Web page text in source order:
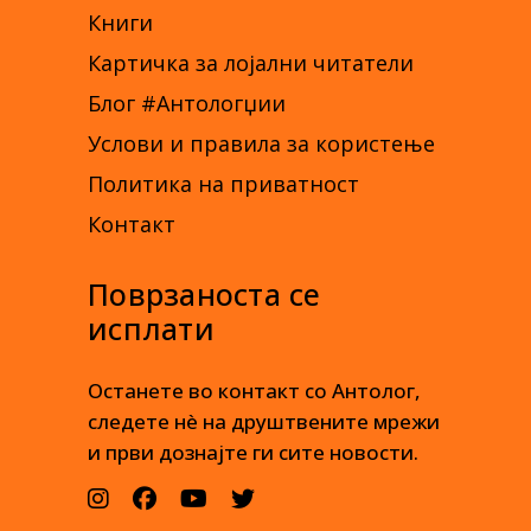
Книги
Картичка за лојални читатели
Блог #Антологџии
Услови и правила за користење
Политика на приватност
Контакт
Поврзаноста се
исплати
Останете во контакт со Антолог,
следете нè на друштвените мрежи
и први дознајте ги сите новости.